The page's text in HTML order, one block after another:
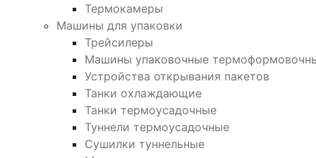
Термокамеры
Машины для упаковки
Трейсилеры
Машины упаковочные
Устройства открывания пакетов
Танки охлаждающие
Танки термоусадочные
Туннели термоусадочные
Сушилки туннельные